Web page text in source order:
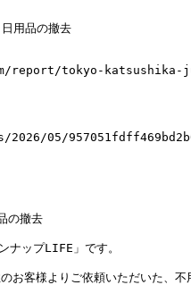
用品の撤去
tokyo-katsushika-
05/
の撤去
ナップLIFE」です。
お客様よりご依頼いただいた、不